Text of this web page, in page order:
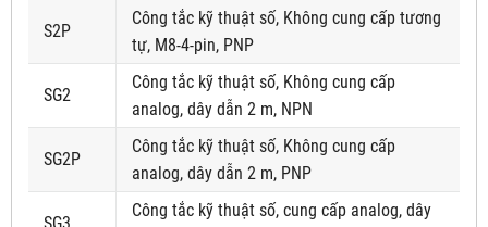
S2P
Công tắc kỹ thuật số, Không cung cấp tương
tự, M8-4-pin, PNP
SG2
Công tắc kỹ thuật số, Không cung cấp
analog, dây dẫn 2 m, NPN
SG2P
Công tắc kỹ thuật số, Không cung cấp
analog, dây dẫn 2 m, PNP
Công tắc kỹ thuật số, cung cấp analog, dây